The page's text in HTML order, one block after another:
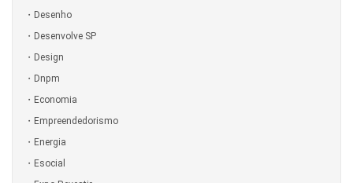
Desenho
Desenvolve SP
Design
Dnpm
Economia
Empreendedorismo
Energia
Esocial